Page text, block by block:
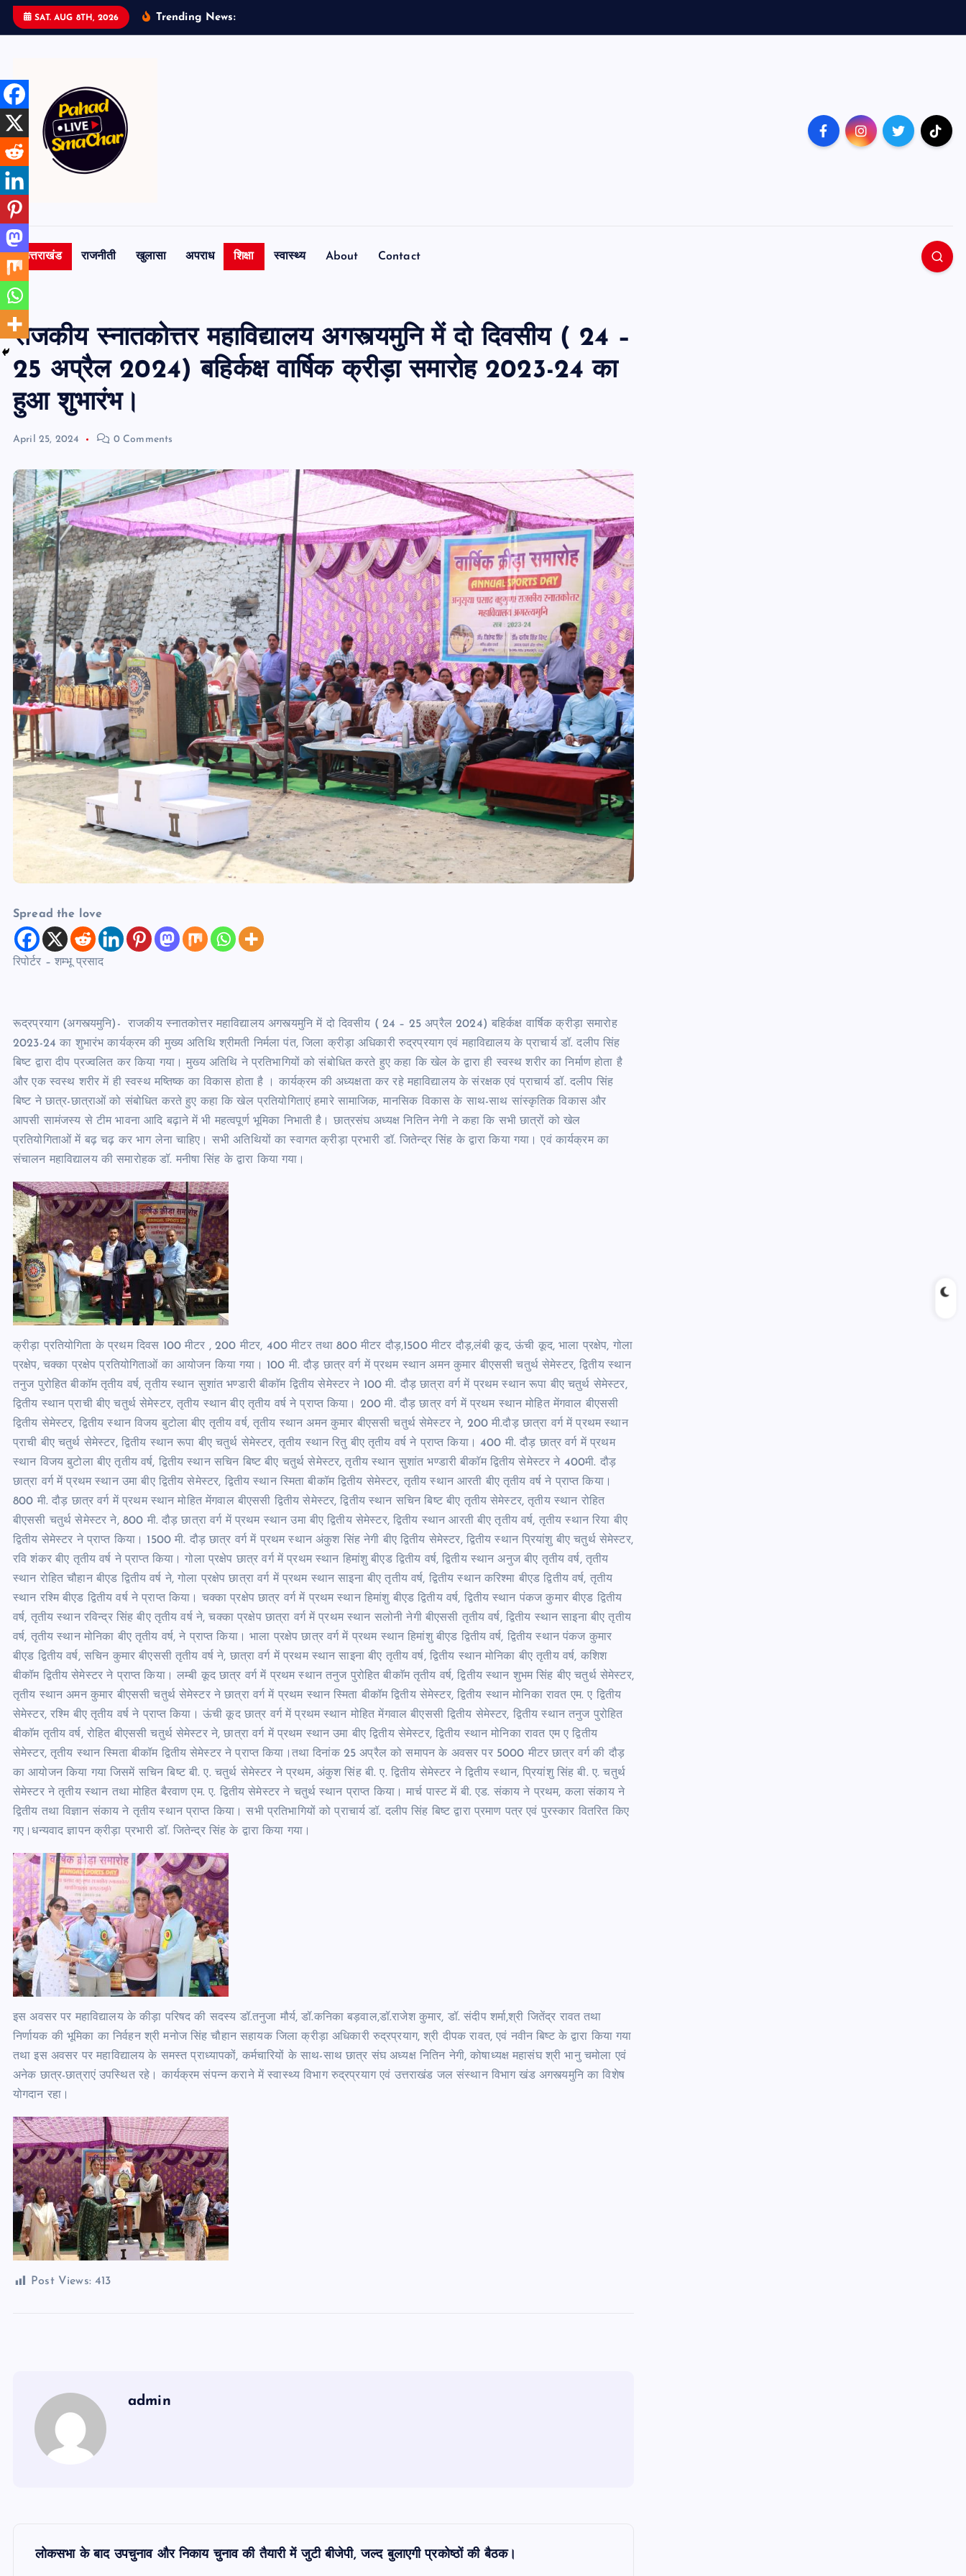
n
n
SAT. AUG 8TH, 2026 Trending News:
उत्तराखंड राजनीती खुलासा अपराध शिक्षा स्वास्थ्य About Contact
राजकीय स्नातकोत्तर महाविद्यालय अगस्त्यमुनि में दो दिवसीय ( 24 –
25 अप्रैल 2024) बहिर्कक्ष वार्षिक क्रीड़ा समारोह 2023-24 का
हुआ शुभारंभ।
April 25, 2024 0 Comments
Spread the love
रिपोर्टर – शम्भू प्रसाद
रूद्रप्रयाग (अगस्त्यमुनि)- राजकीय स्नातकोत्तर महाविद्यालय अगस्त्यमुनि में दो दिवसीय ( 24 – 25 अप्रैल 2024) बहिर्कक्ष वार्षिक क्रीड़ा समारोह
2023-24 का शुभारंभ कार्यक्रम की मुख्य अतिथि श्रीमती निर्मला पंत, जिला क्रीड़ा अधिकारी रुद्रप्रयाग एवं महाविद्यालय के प्राचार्य डॉ. दलीप सिंह
बिष्ट द्वारा दीप प्रज्वलित कर किया गया। मुख्य अतिथि ने प्रतिभागियों को संबोधित करते हुए कहा कि खेल के द्वारा ही स्वस्थ शरीर का निर्माण होता है
और एक स्वस्थ शरीर में ही स्वस्थ मष्तिष्क का विकास होता है । कार्यक्रम की अध्यक्षता कर रहे महाविद्यालय के संरक्षक एवं प्राचार्य डॉ. दलीप सिंह
बिष्ट ने छात्र-छात्राओं को संबोधित करते हुए कहा कि खेल प्रतियोगिताएं हमारे सामाजिक, मानसिक विकास के साथ-साथ सांस्कृतिक विकास और
आपसी सामंजस्य से टीम भावना आदि बढ़ाने में भी महत्वपूर्ण भूमिका निभाती है। छात्रसंघ अध्यक्ष नितिन नेगी ने कहा कि सभी छात्रों को खेल
प्रतियोगिताओं में बढ़ चढ़ कर भाग लेना चाहिए। सभी अतिथियों का स्वागत क्रीड़ा प्रभारी डॉ. जितेन्द्र सिंह के द्वारा किया गया। एवं कार्यक्रम का
संचालन महाविद्यालय की समारोहक डॉ. मनीषा सिंह के द्वारा किया गया।
क्रीड़ा प्रतियोगिता के प्रथम दिवस 100 मीटर , 200 मीटर, 400 मीटर तथा 800 मीटर दौड़,1500 मीटर दौड़,लंबी कूद, ऊंची कूद, भाला प्रक्षेप, गोला
प्रक्षेप, चक्का प्रक्षेप प्रतियोगिताओं का आयोजन किया गया। 100 मी. दौड़ छात्र वर्ग में प्रथम स्थान अमन कुमार बीएससी चतुर्थ सेमेस्टर, द्वितीय स्थान
तनुज पुरोहित बीकाॅम तृतीय वर्ष, तृतीय स्थान सुशांत भण्डारी बीकाॅम द्वितीय सेमेस्टर ने 100 मी. दौड़ छात्रा वर्ग में प्रथम स्थान रूपा बीए चतुर्थ सेमेस्टर,
द्वितीय स्थान प्राची बीए चतुर्थ सेमेस्टर, तृतीय स्थान बीए तृतीय वर्ष ने प्राप्त किया। 200 मी. दौड़ छात्र वर्ग में प्रथम स्थान मोहित मेंगवाल बीएससी
द्वितीय सेमेस्टर, द्वितीय स्थान विजय बुटोला बीए तृतीय वर्ष, तृतीय स्थान अमन कुमार बीएससी चतुर्थ सेमेस्टर ने, 200 मी.दौड़ छात्रा वर्ग में प्रथम स्थान
प्राची बीए चतुर्थ सेमेस्टर, द्वितीय स्थान रूपा बीए चतुर्थ सेमेस्टर, तृतीय स्थान रितु बीए तृतीय वर्ष ने प्राप्त किया। 400 मी. दौड़ छात्र वर्ग में प्रथम
स्थान विजय बुटोला बीए तृतीय वर्ष, द्वितीय स्थान सचिन बिष्ट बीए चतुर्थ सेमेस्टर, तृतीय स्थान सुशांत भण्डारी बीकाॅम द्वितीय सेमेस्टर ने 400मी. दौड़
छात्रा वर्ग में प्रथम स्थान उमा बीए द्वितीय सेमेस्टर, द्वितीय स्थान स्मिता बीकॉम द्वितीय सेमेस्टर, तृतीय स्थान आरती बीए तृतीय वर्ष ने प्राप्त किया।
800 मी. दौड़ छात्र वर्ग में प्रथम स्थान मोहित मेंगवाल बीएससी द्वितीय सेमेस्टर, द्वितीय स्थान सचिन बिष्ट बीए तृतीय सेमेस्टर, तृतीय स्थान रोहित
बीएससी चतुर्थ सेमेस्टर ने, 800 मी. दौड़ छात्रा वर्ग में प्रथम स्थान उमा बीए द्वितीय सेमेस्टर, द्वितीय स्थान आरती बीए तृतीय वर्ष, तृतीय स्थान रिया बीए
द्वितीय सेमेस्टर ने प्राप्त किया। 1500 मी. दौड़ छात्र वर्ग में प्रथम स्थान अंकुश सिंह नेगी बीए द्वितीय सेमेस्टर, द्वितीय स्थान प्रियांशु बीए चतुर्थ सेमेस्टर,
रवि शंकर बीए तृतीय वर्ष ने प्राप्त किया। गोला प्रक्षेप छात्र वर्ग में प्रथम स्थान हिमांशु बीएड द्वितीय वर्ष, द्वितीय स्थान अनुज बीए तृतीय वर्ष, तृतीय
स्थान रोहित चौहान बीएड द्वितीय वर्ष ने, गोला प्रक्षेप छात्रा वर्ग में प्रथम स्थान साइना बीए तृतीय वर्ष, द्वितीय स्थान करिश्मा बीएड द्वितीय वर्ष, तृतीय
स्थान रश्मि बीएड द्वितीय वर्ष ने प्राप्त किया। चक्का प्रक्षेप छात्र वर्ग में प्रथम स्थान हिमांशु बीएड द्वितीय वर्ष, द्वितीय स्थान पंकज कुमार बीएड द्वितीय
वर्ष, तृतीय स्थान रविन्द्र सिंह बीए तृतीय वर्ष ने, चक्का प्रक्षेप छात्रा वर्ग में प्रथम स्थान सलोनी नेगी बीएससी तृतीय वर्ष, द्वितीय स्थान साइना बीए तृतीय
वर्ष, तृतीय स्थान मोनिका बीए तृतीय वर्ष, ने प्राप्त किया। भाला प्रक्षेप छात्र वर्ग में प्रथम स्थान हिमांशु बीएड द्वितीय वर्ष, द्वितीय स्थान पंकज कुमार
बीएड द्वितीय वर्ष, सचिन कुमार बीएससी तृतीय वर्ष ने, छात्रा वर्ग में प्रथम स्थान साइना बीए तृतीय वर्ष, द्वितीय स्थान मोनिका बीए तृतीय वर्ष, कशिश
बीकॉम द्वितीय सेमेस्टर ने प्राप्त किया। लम्बी कूद छात्र वर्ग में प्रथम स्थान तनुज पुरोहित बीकाॅम तृतीय वर्ष, द्वितीय स्थान शुभम सिंह बीए चतुर्थ सेमेस्टर,
तृतीय स्थान अमन कुमार बीएससी चतुर्थ सेमेस्टर ने छात्रा वर्ग में प्रथम स्थान स्मिता बीकॉम द्वितीय सेमेस्टर, द्वितीय स्थान मोनिका रावत एम. ए द्वितीय
सेमेस्टर, रश्मि बीए तृतीय वर्ष ने प्राप्त किया। ऊंची कूद छात्र वर्ग में प्रथम स्थान मोहित मेंगवाल बीएससी द्वितीय सेमेस्टर, द्वितीय स्थान तनुज पुरोहित
बीकाॅम तृतीय वर्ष, रोहित बीएससी चतुर्थ सेमेस्टर ने, छात्रा वर्ग में प्रथम स्थान उमा बीए द्वितीय सेमेस्टर, द्वितीय स्थान मोनिका रावत एम ए द्वितीय
सेमेस्टर, तृतीय स्थान स्मिता बीकॉम द्वितीय सेमेस्टर ने प्राप्त किया।तथा दिनांक 25 अप्रैल को समापन के अवसर पर 5000 मीटर छात्र वर्ग की दौड़
का आयोजन किया गया जिसमें सचिन बिष्ट बी. ए. चतुर्थ सेमेस्टर ने प्रथम, अंकुश सिंह बी. ए. द्वितीय सेमेस्टर ने द्वितीय स्थान, प्रियांशु सिंह बी. ए. चतुर्थ
सेमेस्टर ने तृतीय स्थान तथा मोहित बैरवाण एम. ए. द्वितीय सेमेस्टर ने चतुर्थ स्थान प्राप्त किया। मार्च पास्ट में बी. एड. संकाय ने प्रथम, कला संकाय ने
द्वितीय तथा विज्ञान संकाय ने तृतीय स्थान प्राप्त किया। सभी प्रतिभागियों को प्राचार्य डॉ. दलीप सिंह बिष्ट द्वारा प्रमाण पत्र एवं पुरस्कार वितरित किए
गए।धन्यवाद ज्ञापन क्रीड़ा प्रभारी डॉ. जितेन्द्र सिंह के द्वारा किया गया।
इस अवसर पर महाविद्यालय के कीड़ा परिषद की सदस्य डॉ.तनुजा मौर्य, डॉ.कनिका बड़वाल,डॉ.राजेश कुमार, डॉ. संदीप शर्मा,श्री जितेंद्र रावत तथा
निर्णायक की भूमिका का निर्वहन श्री मनोज सिंह चौहान सहायक जिला क्रीड़ा अधिकारी रुद्रप्रयाग, श्री दीपक रावत, एवं नवीन बिष्ट के द्वारा किया गया
तथा इस अवसर पर महाविद्यालय के समस्त प्राध्यापकों, कर्मचारियों के साथ-साथ छात्र संघ अध्यक्ष नितिन नेगी, कोषाध्यक्ष महासंघ श्री भानु चमोला एवं
अनेक छात्र-छात्राएं उपस्थित रहे। कार्यक्रम संपन्न कराने में स्वास्थ्य विभाग रुद्रप्रयाग एवं उत्तराखंड जल संस्थान विभाग खंड अगस्त्यमुनि का विशेष
योगदान रहा।
Post Views: 413
admin
लोकसभा के बाद उपचुनाव और निकाय चुनाव की तैयारी में जुटी बीजेपी, जल्द बुलाएगी प्रकोष्ठों की बैठक।